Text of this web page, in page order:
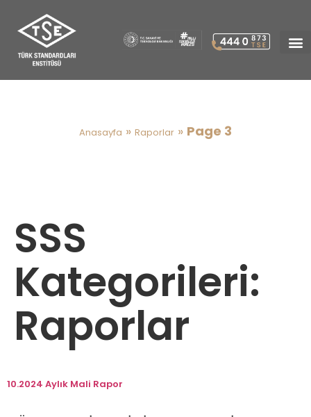
Anasayfa » Raporlar » Page 3
SSS
Kategorileri:
Raporlar
10.2024 Aylık Mali Rapor